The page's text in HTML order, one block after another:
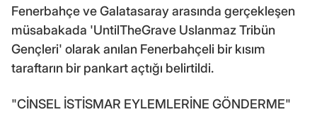
Fenerbahçe ve Galatasaray arasında gerçekleşen
müsabakada 'UntilTheGrave Uslanmaz Tribün
Gençleri' olarak anılan Fenerbahçeli bir kısım
taraftarın bir pankart açtığı belirtildi.
"CİNSEL İSTİSMAR EYLEMLERİNE GÖNDERME"